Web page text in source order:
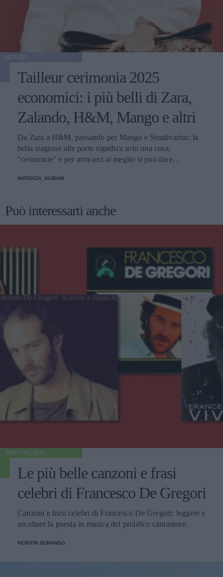
Tailleur cerimonia 2025
economici: i più belli di Zara,
Zalando, H&M, Mango e altri
Da Zara a H&M, passando per Mango e Stradivarius: la
bella stagione alle porte significa solo una cosa,
"cerimonie" e per arrivarci al meglio si può dare
NATASCIA_ALIBANI
Può interessarti anche
SPETTACOLO
Le più belle canzoni e frasi
celebri di Francesco De Gregori
Canzoni e frasi celebri di Francesco De Gregori: leggere e
ascoltare la poesia in musica del prolifico cantautore.
PERDITA DURANGO